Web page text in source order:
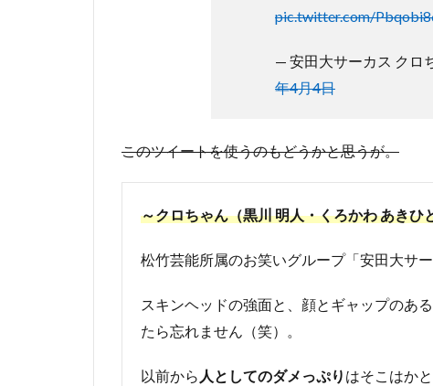
の人間
で大腸
ープが
3
ちゃ
ん大
リー
pic.twitter.com/
— 安田大サーカス クロ
年4月4日
このツイートを使うのもどうかと思うが。
～クロちゃん（黒川 明人・くろかわ あきひ
松竹芸能所属のお笑いグループ「安田大サー
スキンヘッドの強面と、顔とギャップのある
たら忘れません（笑）。
以前から 人としてのダメっぷり はそこはか